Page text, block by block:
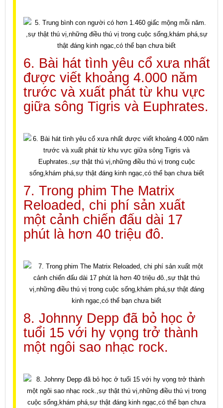
6. Bài hát tình yêu cổ xưa nhất
được viết khoảng 4.000 năm
trước và xuất phát từ khu vực
giữa sông Tigris và Euphrates.
7. Trong phim The Matrix
Reloaded, chi phí sản xuất
một cảnh chiến đấu dài 17
phút là hơn 40 triệu đô.
8. Johnny Depp đã bỏ học ở
tuổi 15 với hy vọng trở thành
một ngôi sao nhạc rock.